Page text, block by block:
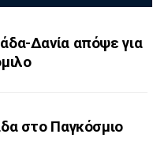
Δανία απόψε για
στο Παγκόσμιο